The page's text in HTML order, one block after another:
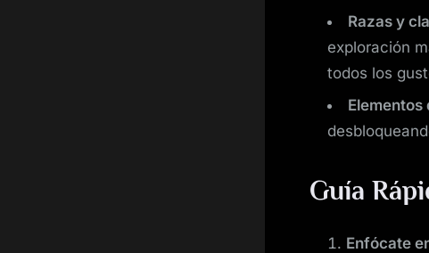
Razas y
exploración
todos los
Elementos
Guía
Enfócate